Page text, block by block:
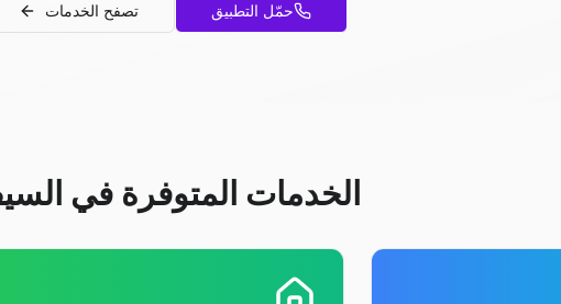
حمّل التطبيق تصفح الخدمات
الخدمات المتوفرة في